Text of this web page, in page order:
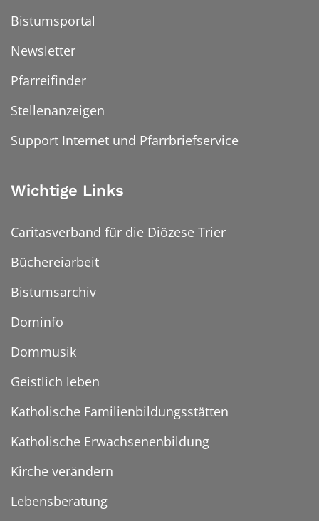
Bistumsportal
Newsletter
Pfarreifinder
Stellenanzeigen
Support Internet und Pfarrbriefservice
Wichtige Links
Caritasverband für die Diözese Trier
Büchereiarbeit
Bistumsarchiv
Dominfo
Dommusik
Geistlich leben
Katholische Familienbildungsstätten
Katholische Erwachsenenbildung
Kirche verändern
Lebensberatung